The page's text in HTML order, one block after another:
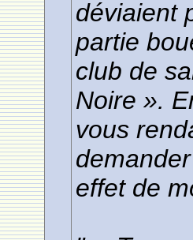
déviaient
partie
club de
Noire ».
vous
effet de